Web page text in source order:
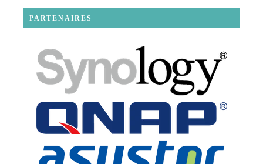
PARTENAIRES